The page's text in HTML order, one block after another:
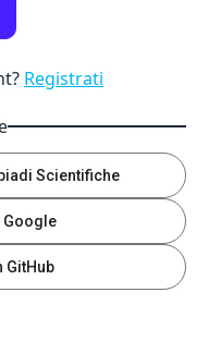
Registrati
Scientifiche
Google
GitHub